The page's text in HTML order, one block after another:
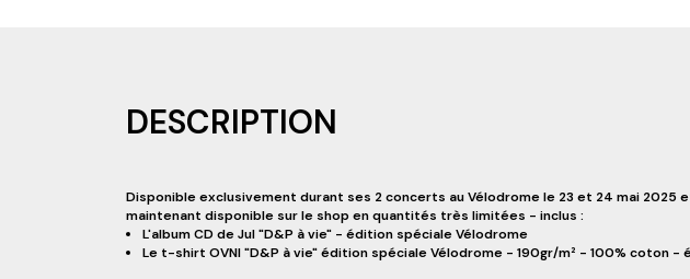
DESCRIPTION
Disponible exclusivement durant ses 2 concerts au Vélodrome le 23 et 24 mai
maintenant disponible sur le shop en quantités très limitées - inclus :
L'album CD de Jul "D&P à vie" - édition spéciale Vélodrome
Le t-shirt OVNI "D&P à vie" édition spéciale Vélodrome - 190gr/m² - 100% coton -